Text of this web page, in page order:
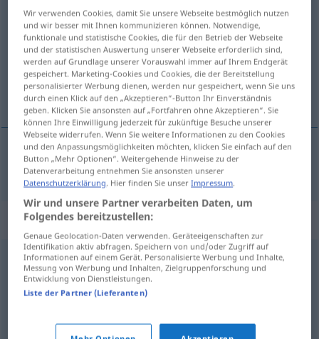
Pfotef <Pfote;-n>
Übersicht aller Übersetzungen
(Für mehr Details die Übersetzung anklicken/antippen)
šapa
šapa Pfote
Synonyme für "Pfote"
Klaue (ugs.),(schlecht leserliche) Handschrift
Wir verwenden Cookies, damit Sie unsere Webseite bestmöglich nutzen
und wir besser mit Ihnen kommunizieren können. Notwendige,
funktionale und statistische Cookies, die für den Betrieb der Webseite
und der statistischen Auswertung unserer Webseite erforderlich sind,
werden auf Grundlage unserer Vorauswahl immer auf Ihrem Endgerät
gespeichert. Marketing-Cookies und Cookies, die der Bereitstellung
personalisierter Werbung dienen, werden nur gespeichert, wenn Sie uns
durch einen Klick auf den „Akzeptieren“-Button Ihr Einverständnis
geben. Klicken Sie ansonsten auf „Fortfahren ohne Akzeptieren“. Sie
können Ihre Einwilligung jederzeit für zukünftige Besuche unserer
Webseite widerrufen. Wenn Sie weitere Informationen zu den Cookies
und den Anpassungsmöglichkeiten möchten, klicken Sie einfach auf den
Button „Mehr Optionen“. Weitergehende Hinweise zu der
Datenverarbeitung entnehmen Sie ansonsten unserer
Datenschutzerklärung. Hier finden Sie unserImpressum.
Wir und unsere Partner verarbeiten Daten, um
Folgendes bereitzustellen:
Genaue Geolocation-Daten verwenden. Geräteeigenschaften zur
Identifikation aktiv abfragen. Speichern von und/oder Zugriff auf
Informationen auf einem Gerät. Personalisierte Werbung und Inhalte,
Messung von Werbung und Inhalten, Zielgruppenforschung und
Entwicklung von Dienstleistungen.
Liste der Partner (Lieferanten)